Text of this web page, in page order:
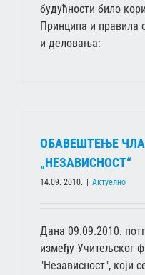
будућности било
Принципа и правила
и деловања:
ОБАВЕШТЕЊЕ
„НЕЗАВИСНОСТ“
14.09. 2010. Актуелно
Дана 09.09.2010.
између Учитељског
"Независност", који